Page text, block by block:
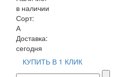
в наличии
Сорт:
А
Доставка:
сегодня
КУПИТЬ В 1 КЛИК